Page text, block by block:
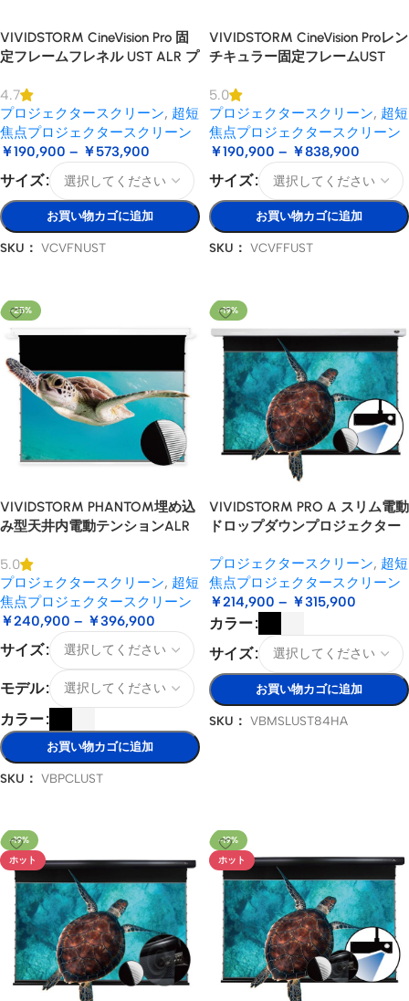
VIVIDSTORM CineVision Pro 固
定フレームフレネル UST ALR プ
4.7
プロジェクタースクリーン, 超短
焦点プロジェクタースクリーン
￥190,900 – ￥573,900
サイズ
お買い物カゴに追加
SKU： VCVFNUST
VIVIDSTORM CineVision Proレン
チキュラー固定フレームUST
5.0
プロジェクタースクリーン, 超短
焦点プロジェクタースクリーン
￥190,900 – ￥838,900
サイズ
お買い物カゴに追加
SKU： VCVFFUST
-25%
VIVIDSTORM PHANTOM埋め込
み型天井内電動テンションALR
5.0
プロジェクタースクリーン, 超短
焦点プロジェクタースクリーン
￥240,900 – ￥396,900
サイズ
モデル
カラー
お買い物カゴに追加
SKU： VBPCLUST
-19%
VIVIDSTORM PRO A スリム電動
ドロップダウンプロジェクター
ーザープロジェクター用
プロジェクタースクリーン, 超短
焦点プロジェクタースクリーン
￥214,900 – ￥315,900
カラー
サイズ
お買い物カゴに追加
SKU： VBMSLUST84HA
-19%
ホット
-19%
ホット